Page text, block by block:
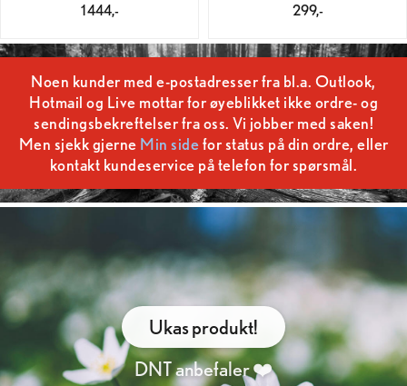
1 444,-
299,-
Noen kunder med e-postadresser fra bl.a. Outlook,
Hotmail og Live mottar for øyeblikket ikke ordre- og
sendingsbekreftelser fra oss. Vi jobber med saken!
Men sjekk gjerne Min sidefor status på din ordre, eller
kontakt kundeservice på telefon for spørsmål.
Ukas produkt!
DNT anbefaler ❤️